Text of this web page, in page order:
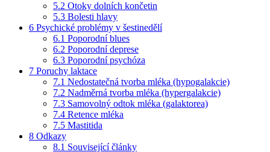
5.2 Otoky dolních končetin
5.3 Bolesti hlavy
6 Psychické problémy v šestinedělí
6.1 Poporodní blues
6.2 Poporodní deprese
6.3 Poporodní psychóza
7 Poruchy laktace
7.1 Nedostatečná tvorba mléka (hypogalakcie)
7.2 Nadměrná tvorba mléka (hypergalakcie)
7.3 Samovolný odtok mléka (galaktorea)
7.4 Retence mléka
7.5 Mastitida
8 Odkazy
8.1 Související články